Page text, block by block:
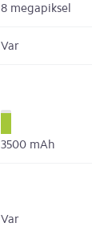
8 megapiksel
Var
3500 mAh
Var